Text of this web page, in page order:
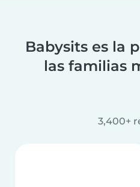
Babysits es la
las familias
3,400+